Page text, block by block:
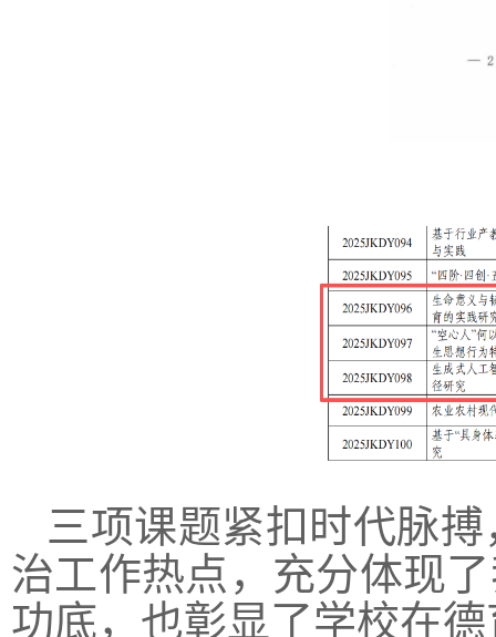
三项课题紧扣时代脉
治工作热点，充分体现
功底，也彰显了学校在